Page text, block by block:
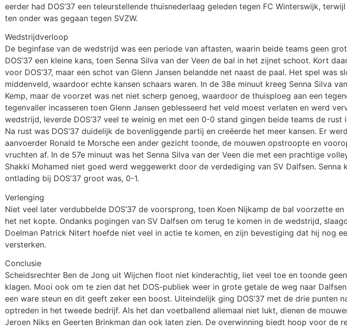
eerder had DOS’37 een teleurstellende thuisnederlaag geleden tegen FC Winterswijk,
ten onder was gegaan tegen SVZW.
Wedstrijdverloop
De beginfase van de wedstrijd was een periode van aftasten, waarin beide teams geen
DOS’37 een kleine kans, toen Senna Silva van der Veen de bal in het zijnet schoot. Kort
voor DOS’37, maar een schot van Glenn Jansen belandde net naast de paal. Het spel was
middenveld, waardoor echte kansen schaars waren. In de 38e minuut kreeg Senna Silva
Kemp, maar de voorzet was net niet scherp genoeg, waardoor de thuisploeg aan een
tegenvaller incasseren toen Glenn Jansen geblesseerd het veld moest verlaten en werd
wedstrijd, leverde DOS’37 veel te weinig en met een 0-0 stand gingen beide teams de rust
Na rust was DOS’37 duidelijk de bovenliggende partij en creëerde het meer kansen. Er
aanvoerder Ronald te Morsche een ander gezicht toonde, de mouwen opstroopte en
vruchten af. In de 57e minuut was het Senna Silva van der Veen die met een prachtige
Shakki Mohamed niet goed werd weggewerkt door de verdediging van SV Dalfsen.
ontlading bij DOS’37 groot was, 0-1.
Verlenging
Niet veel later verdubbelde DOS’37 de voorsprong, toen Koen Nijkamp de bal voorzette
het net kopte. Ondanks pogingen van SV Dalfsen om terug te komen in de wedstrijd,
Doelman Patrick Nitert hoefde niet veel in actie te komen, en zijn bevestiging dat hij nog
versterken.
Conclusie
Scheidsrechter Ben de Jong uit Wijchen floot niet kinderachtig, liet veel toe en toonde
klagen. Mooi ook om te zien dat het DOS-publiek weer in grote getale de weg naar
een ware steun en dit geeft zeker een boost. Uiteindelijk ging DOS’37 met de drie punten
optreden in het tweede bedrijf. Als het dan voetballend allemaal niet lukt, dienen de
Jeroen Niks en Geerten Brinkman dan ook laten zien. De overwinning biedt hoop voor de